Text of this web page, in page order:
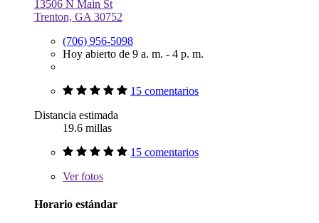
13506 N Main St
Trenton, GA 30752
(706) 956-5098
Hoy abierto de 9 a. m. - 4 p. m.
15 comentarios
Distancia estimada
19.6 millas
15 comentarios
Verfotos
Horario estándar